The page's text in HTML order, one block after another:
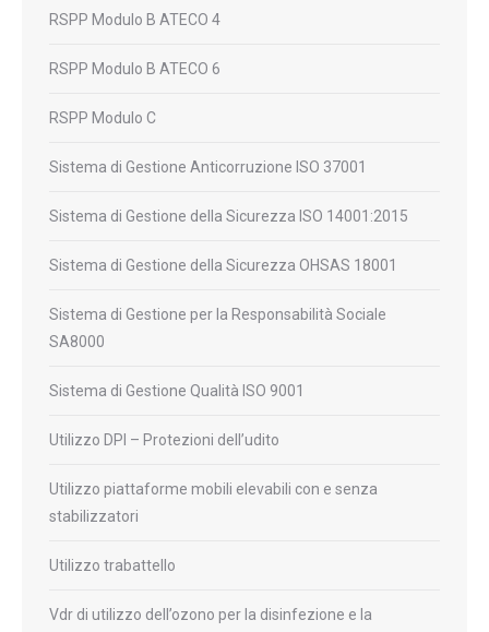
RSPP Modulo B ATECO 4
RSPP Modulo B ATECO 6
RSPP Modulo C
Sistema di Gestione Anticorruzione ISO 37001
Sistema di Gestione della Sicurezza ISO 14001:2015
Sistema di Gestione della Sicurezza OHSAS 18001
Sistema di Gestione per la Responsabilità Sociale
SA8000
Sistema di Gestione Qualità ISO 9001
Utilizzo DPI – Protezioni dell’udito
Utilizzo piattaforme mobili elevabili con e senza
stabilizzatori
Utilizzo trabattello
Vdr di utilizzo dell’ozono per la disinfezione e la